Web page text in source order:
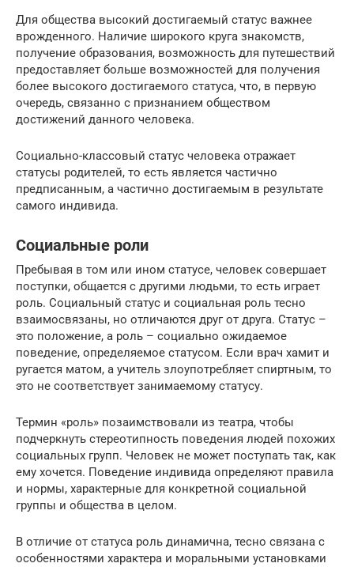
Для общества высокий достигаемый статус важнее
врожденного. Наличие широкого круга знакомств,
получение образования, возможность для путешествий
предоставляет больше возможностей для получения
более высокого достигаемого статуса, что, в первую
очередь, связанно с признанием обществом
достижений данного человека.
Социально-классовый статус человека отражает
статусы родителей, то есть является частично
предписанным, а частично достигаемым в результате
самого индивида.
Социальные роли
Пребывая в том или ином статусе, человек совершает
поступки, общается с другими людьми, то есть играет
роль. Социальный статус и социальная роль тесно
взаимосвязаны, но отличаются друг от друга. Статус –
это положение, а роль – социально ожидаемое
поведение, определяемое статусом. Если врач хамит и
ругается матом, а учитель злоупотребляет спиртным, то
это не соответствует занимаемому статусу.
Термин «роль» позаимствовали из театра, чтобы
подчеркнуть стереотипность поведения людей похожих
социальных групп. Человек не может поступать так, как
ему хочется. Поведение индивида определяют правила
и нормы, характерные для конкретной социальной
группы и общества в целом.
В отличие от статуса роль динамична, тесно связана с
особенностями характера и моральными установками